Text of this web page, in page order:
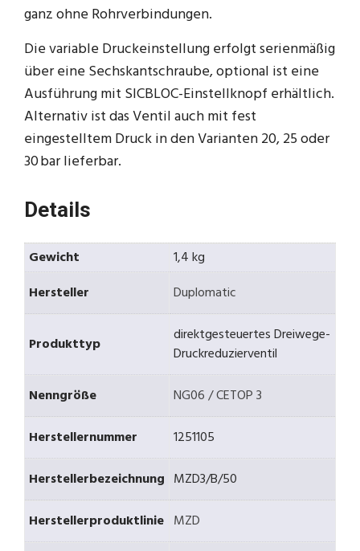
ganz ohne Rohrverbindungen.
Die variable Druckeinstellung erfolgt serienmäßig
über eine Sechskantschraube, optional ist eine
Ausführung mit SICBLOC-Einstellknopf erhältlich.
Alternativ ist das Ventil auch mit fest
eingestelltem Druck in den Varianten 20, 25 oder
30 bar lieferbar.
Details
Gewicht
1,4 kg
Hersteller
Duplomatic
Produkttyp
direktgesteuertes Dreiwege-
Druckreduzierventil
Nenngröße
NG06 / CETOP 3
Herstellernummer
1251105
Herstellerbezeichnung MZD3/B/50
Herstellerproduktlinie MZD